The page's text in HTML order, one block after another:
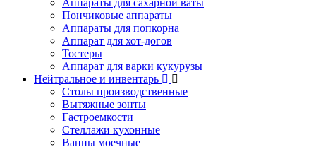
Аппараты для сахарной ваты
Пончиковые аппараты
Аппараты для попкорна
Аппарат для хот-догов
Тостеры
Аппарат для варки кукурузы
Нейтральное и инвентарь
Столы производственные
Вытяжные зонты
Гастроемкости
Стеллажи кухонные
Ванны моечные